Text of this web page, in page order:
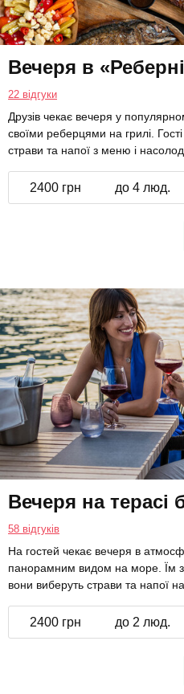
Вечеря в
22 відгуки
Друзів чекає вечеря у
своїми реберцями на грилі.
страви та напої з меню і
2400 грн до 4 люд.
Вечеря на терасі
58 відгуків
На гостей чекає вечеря в
панорамним видом на море. Їм
вони виберуть страви та напої
2400 грн до 2 люд.